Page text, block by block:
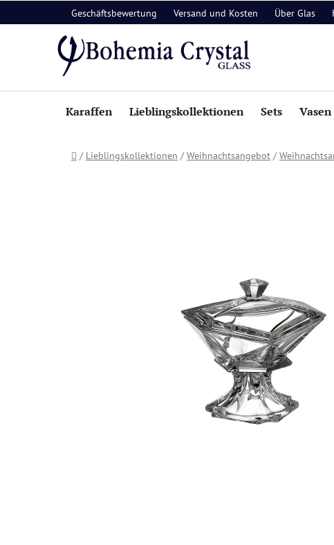
Inhalt
Geschäftsbewertung Versand und Kosten Über Glas
Karaffen Lieblingskollektionen Sets Vasen
Startseite
/ Lieblingskollektionen / Weihnachtsangebot /